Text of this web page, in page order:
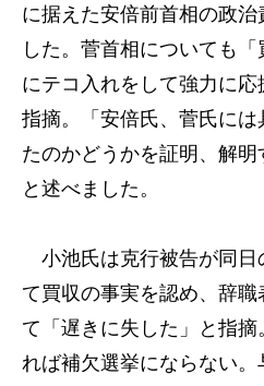
に据えた安倍前首相の政治
した。菅首相についても
にテコ入れをして強力に応
指摘。「安倍氏、菅氏に
たのかどうかを証明、解明
と述べました。
小池氏は克行被告が同日
て買収の事実を認め、辞
て「遅きに失した」と指
れば補欠選挙にならない